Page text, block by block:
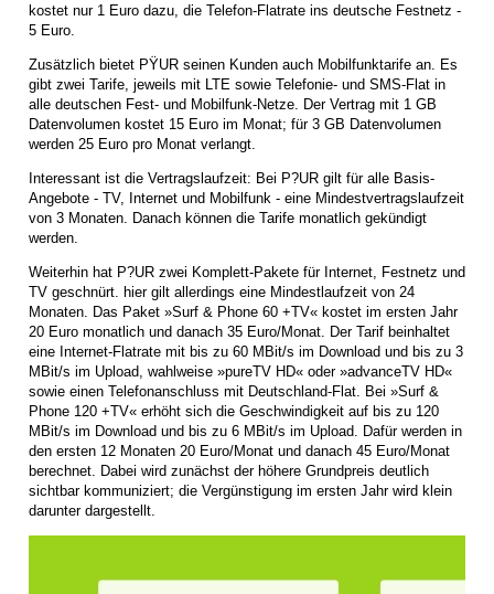
kostet nur 1 Euro dazu, die Telefon-Flatrate ins deutsche Festnetz -
5 Euro.
Zusätzlich bietet PŸUR seinen Kunden auch Mobilfunktarife an. Es
gibt zwei Tarife, jeweils mit LTE sowie Telefonie- und SMS-Flat in
alle deutschen Fest- und Mobilfunk-Netze. Der Vertrag mit 1 GB
Datenvolumen kostet 15 Euro im Monat; für 3 GB Datenvolumen
werden 25 Euro pro Monat verlangt.
Interessant ist die Vertragslaufzeit: Bei P?UR gilt für alle Basis-
Angebote - TV, Internet und Mobilfunk - eine Mindestvertragslaufzeit
von 3 Monaten. Danach können die Tarife monatlich gekündigt
werden.
Weiterhin hat P?UR zwei Komplett-Pakete für Internet, Festnetz und
TV geschnürt. hier gilt allerdings eine Mindestlaufzeit von 24
Monaten. Das Paket »Surf & Phone 60 +TV« kostet im ersten Jahr
20 Euro monatlich und danach 35 Euro/Monat. Der Tarif beinhaltet
eine Internet-Flatrate mit bis zu 60 MBit/s im Download und bis zu 3
MBit/s im Upload, wahlweise »pureTV HD« oder »advanceTV HD«
sowie einen Telefonanschluss mit Deutschland-Flat. Bei »Surf &
Phone 120 +TV« erhöht sich die Geschwindigkeit auf bis zu 120
MBit/s im Download und bis zu 6 MBit/s im Upload. Dafür werden in
den ersten 12 Monaten 20 Euro/Monat und danach 45 Euro/Monat
berechnet. Dabei wird zunächst der höhere Grundpreis deutlich
sichtbar kommuniziert; die Vergünstigung im ersten Jahr wird klein
darunter dargestellt.